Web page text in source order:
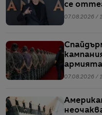
се
07.08.2026 /
07.08.2026 /